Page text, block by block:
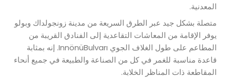
المعدنية.
متصلة بشكل جيد عبر الطرق السريعة من مدينة زونجولداك وبولو
يوفر الإقامة من المعاشات التقاعدية إلى الفنادق القريبة من
المطاعم على طول الغلاف الجوي InnönüBulvarı. إنه بمثابة
قاعدة مناسبة للغمر في كل من الصناعة والطبيعة في جميع أنحاء
المقاطعة ذات المناظر الخلابة.